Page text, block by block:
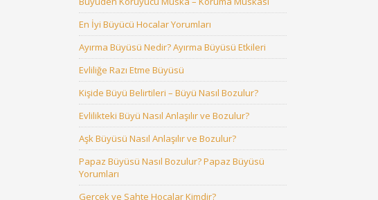
En İyi Büyücü Hocalar Yorumları
Ayırma Büyüsü Nedir? Ayırma Büyüsü Etkileri
Evliliğe Razı Etme Büyüsü
Kişide Büyü Belirtileri – Büyü Nasıl Bozulur?
Evlilikteki Büyü Nasıl Anlaşılır ve Bozulur?
Aşk Büyüsü Nasıl Anlaşılır ve Bozulur?
Papaz Büyüsü Nasıl Bozulur? Papaz Büyüsü
Yorumları
Gerçek ve Sahte Hocalar Kimdir?